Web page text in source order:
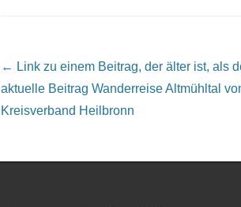
Beitrags Übersicht
← Link zu einem Beitrag, der älter ist, als
aktuelle Beitrag Wanderreise Altmühltal
Kreisverband Heilbronn